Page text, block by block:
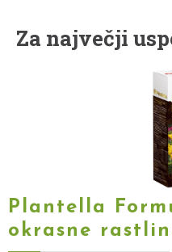
Za največji
Plantella
okrasne